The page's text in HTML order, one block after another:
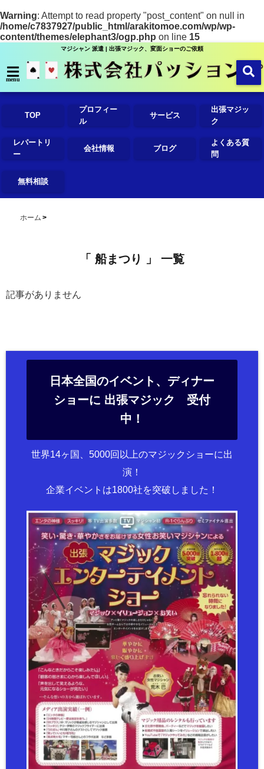
Warning: Attempt to read property "post_content" on null in
/home/c7837927/public_html/arakitomoe.com/wp/wp-
content/themes/elephant3/ogp.php on line 15
マジシャン 派遣 | 出張マジック、変面ショーのご依頼
menu
TOP
プロフィー
ル
サービス
出張マジッ
ク
レパートリ
ー
会社情報 ブログ
よくある質
問
無料相談
ホーム
「 船まつり 」 一覧
記事がありません
日本全国のイベント、ディナー
ショーに 出張マジック 受付
中！
世界14ヶ国、5000回以上のマジックショーに出
演！
企業イベントは1800社を突破しました！